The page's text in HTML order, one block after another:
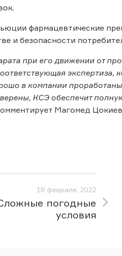
фармацевтические
и безопасности
при его движении от
экспертиза,
в компании
КСЭ обеспечит
Магомед
18 февраля, 2022
погодные
условия